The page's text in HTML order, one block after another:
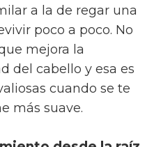
a la de regar una
poco a poco. No
mejora la
del cabello y esa es
cuando se te
más suave.